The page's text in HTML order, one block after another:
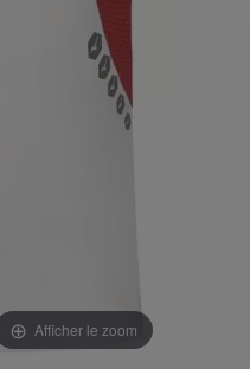
Afficher le zoom